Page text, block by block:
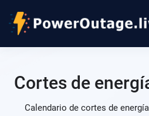
Cortes de
Calendario de cortes de